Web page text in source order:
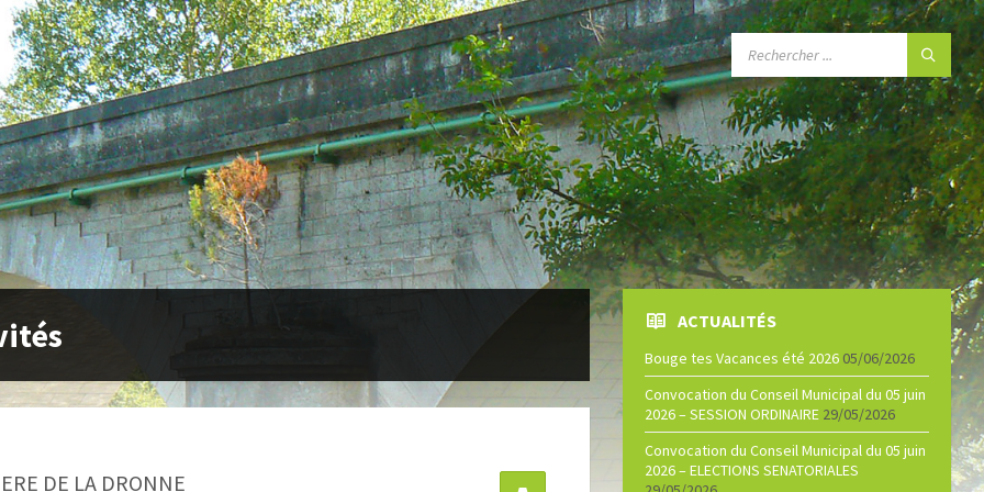
SEARCH:
DE LA DRONNE
ACTUALITÉS
Bouge tes Vacances été 2026 05/06/2026
Convocation du Conseil Municipal du 05 juin
2026 – SESSION ORDINAIRE 29/05/2026
Convocation du Conseil Municipal du 05 juin
2026 – ELECTIONS SENATORIALES